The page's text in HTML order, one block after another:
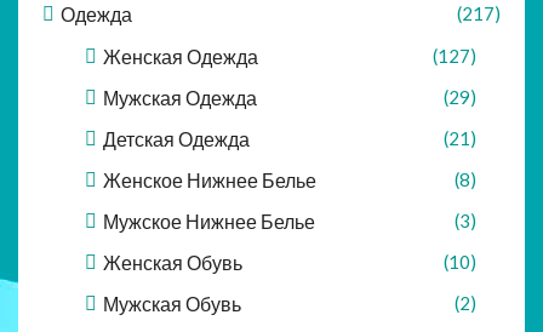
Одежда (217)
Женская Одежда (127)
Мужская Одежда (29)
Детская Одежда (21)
Женское Нижнее Белье (8)
Мужское Нижнее Белье (3)
Женская Обувь (10)
Мужская Обувь (2)